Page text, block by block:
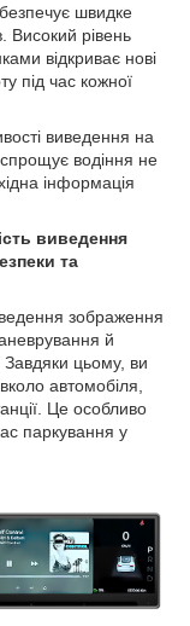
швидке
Високий рівень
відкриває нові
під час кожної
виведення на
спрощує водіння не
інформація
виведення
та
зображення
й
цьому, ви
автомобіля,
Це особливо
паркування у